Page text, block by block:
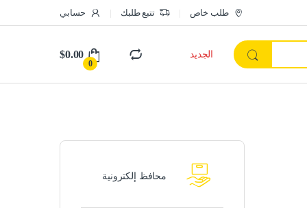
طلب خاص تتبع طلبك حسابي
الجديد
0
$0.00
محافظ إلكترونية